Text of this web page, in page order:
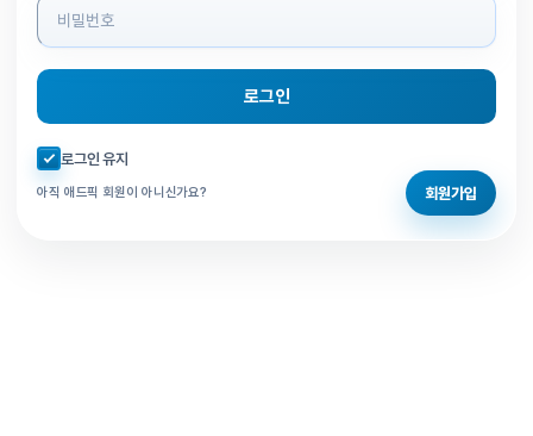
로그인
자동로그인 체크
로그인 유지
아직 애드픽 회원이 아니신가요? 회원가입